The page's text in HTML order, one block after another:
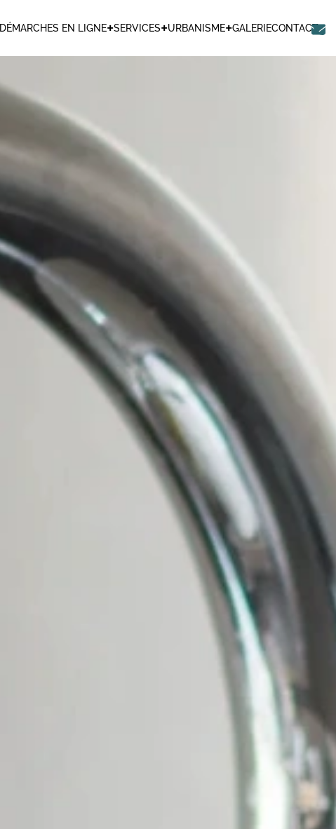
DÉMARCHES EN LIGNE+SERVICES+URBANISME+GALERIECONTACT